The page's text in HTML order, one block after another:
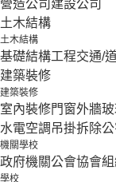
營造公司 建設公司
土木結構
土木結構
基礎結構工程交通/
建築裝修
建築裝修
室內裝修門窗外牆
水電空調 吊掛拆除
機關學校
政府機關公會協會
學校